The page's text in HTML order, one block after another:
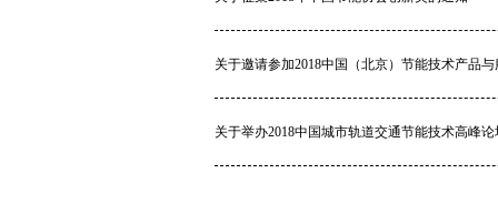
关于邀请参加2018中国（北京）节能技术产品
关于举办2018中国城市轨道交通节能技术高峰